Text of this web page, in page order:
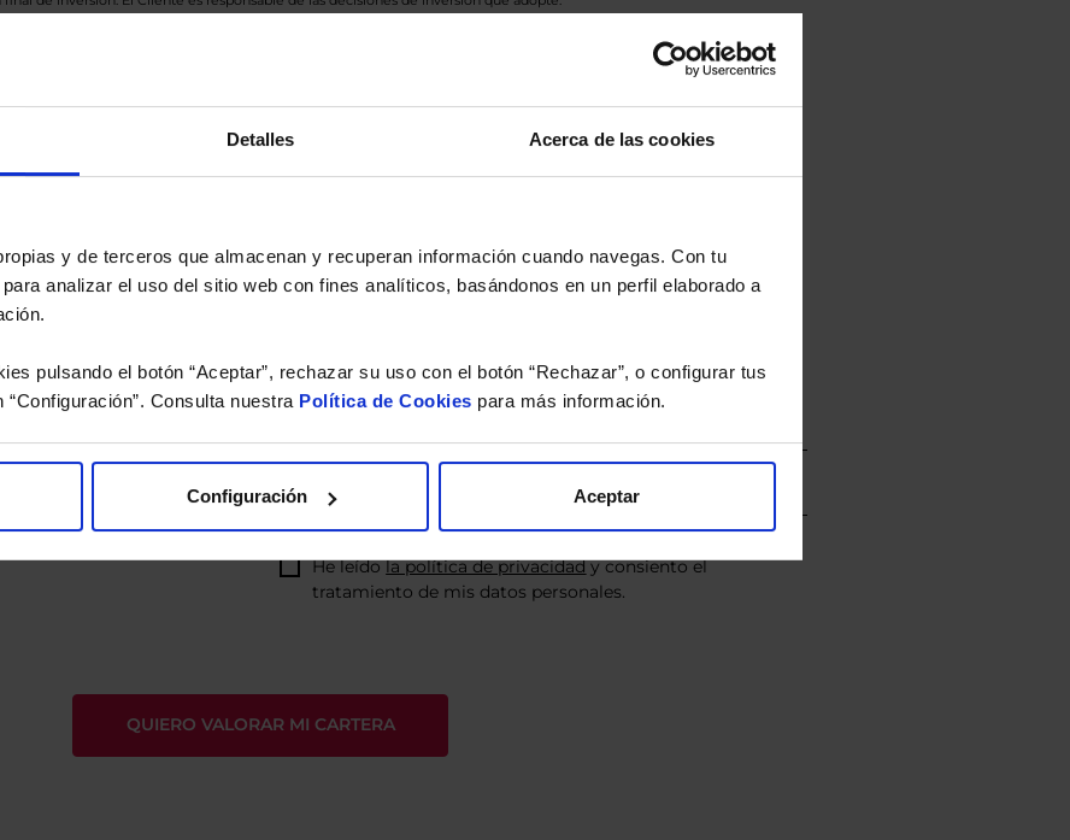
Detalles Acerca de las cookies
y de terceros que almacenan y recuperan información cuando navegas. Con tu
analizar el uso del sitio web con fines analíticos, basándonos en un perfil elaborado a
pulsando el botón “Aceptar”, rechazar su uso con el botón “Rechazar”, o configurar tus
Consulta nuestra Política de Cookies para más información.
Configuración Aceptar
a los Valores Liquidativos del Fondo al cierre de la última sesión, y se calculan de Valor Liquidativo de la sesión
de dividendos si el fondo es de reparto. Todas las rentabilidades mostradas están en la divisa Euro.
estudio gratuito de su cartera.
los ISINs de sus Fondos y nuestros expertos le enviarán un estudio gratuito
con las que podrá ahorrar en sus costes.
He leídola política de privacidady consiento el
tratamiento de mis datos personales.